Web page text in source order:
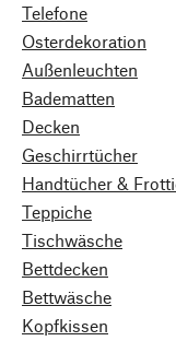
Telefone
Osterdekoration
Außenleuchten
Badematten
Decken
Geschirrtücher
Handtücher &
Teppiche
Tischwäsche
Bettdecken
Bettwäsche
Kopfkissen